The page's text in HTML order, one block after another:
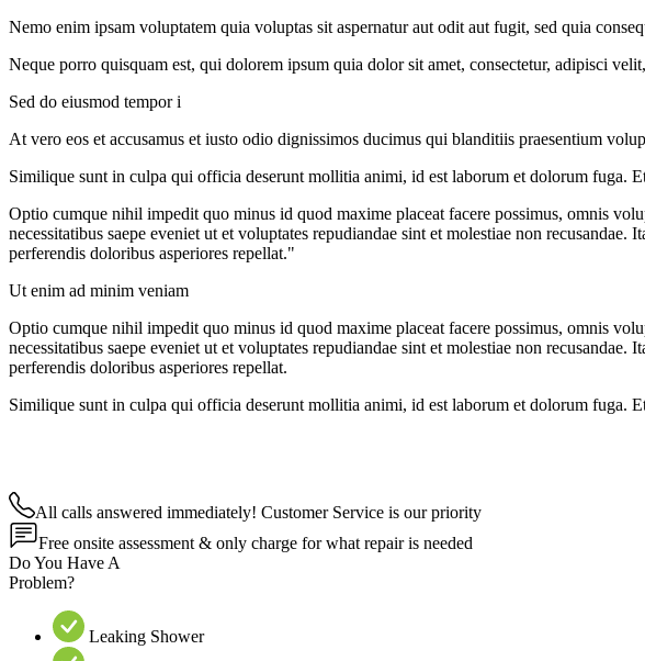
Nemo enim ipsam voluptatem quia voluptas sit aspernatur aut odit aut fugit, sed quia
Neque porro quisquam est, qui dolorem ipsum quia dolor sit amet, consectetur, adipisci
Sed do eiusmod tempor i
At vero eos et accusamus et iusto odio dignissimos ducimus qui blanditiis praesentium
Similique sunt in culpa qui officia deserunt mollitia animi, id est laborum et dolorum fuga.
Optio cumque nihil impedit quo minus id quod maxime placeat facere possimus, omnis
necessitatibus saepe eveniet ut et voluptates repudiandae sint et molestiae non
perferendis doloribus asperiores repellat."
Ut enim ad minim veniam
Optio cumque nihil impedit quo minus id quod maxime placeat facere possimus, omnis
necessitatibus saepe eveniet ut et voluptates repudiandae sint et molestiae non
perferendis doloribus asperiores repellat.
Similique sunt in culpa qui officia deserunt mollitia animi, id est laborum et dolorum fuga.
All calls answered immediately! Customer Service is our priority
Free onsite assessment & only charge for what repair is needed
Do You Have A
Problem?
Leaking Shower